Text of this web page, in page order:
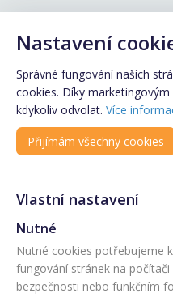
Nastavení
Správné fungování našich
cookies. Díky
kdykoliv odvolat. Více
Přijímám všechny cookies
Vlastní nastavení
Nutné
Nutné cookies potřebujeme
fungování stránek na počítači
bezpečnosti nebo funkčním